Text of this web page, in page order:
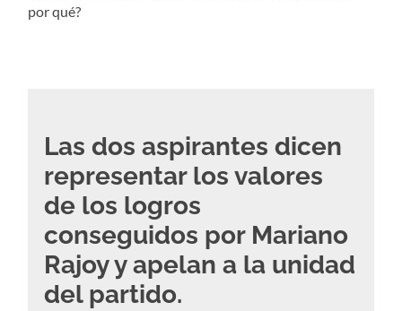
por qué?
Las dos aspirantes dicen
representar los valores
de los logros
conseguidos por Mariano
Rajoy y apelan a la unidad
del partido.